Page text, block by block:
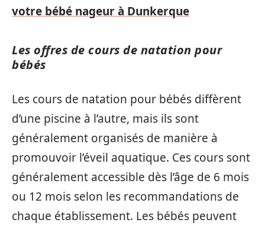
votre bébé nageur à Dunkerque
Les offres de cours de natation pour
bébés
Les cours de natation pour bébés diffèrent
d’une piscine à l’autre, mais ils sont
généralement organisés de manière à
promouvoir l’éveil aquatique. Ces cours sont
généralement accessible dès l’âge de 6 mois
ou 12 mois selon les recommandations de
chaque établissement. Les bébés peuvent